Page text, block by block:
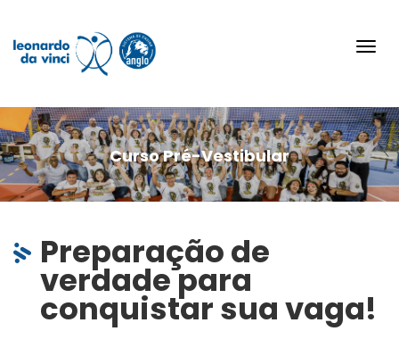
Curso Pré-Vestibular
Preparação de
verdade para
conquistar sua vaga!